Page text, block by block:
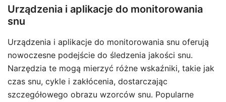
Urządzenia i aplikacje do monitorowania
snu
Urządzenia i aplikacje do monitorowania snu oferują
nowoczesne podejście do śledzenia jakości snu.
Narzędzia te mogą mierzyć różne wskaźniki, takie jak
czas snu, cykle i zakłócenia, dostarczając
szczegółowego obrazu wzorców snu. Popularne